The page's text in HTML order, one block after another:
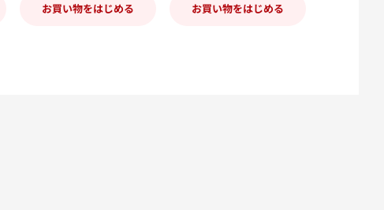
お買い物をはじめる お買い物をはじめる